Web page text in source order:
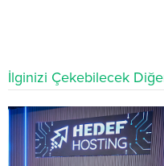
İlginizi Çekebilecek